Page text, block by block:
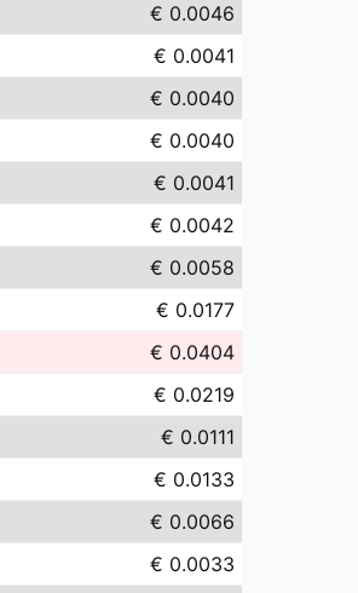
€ 0.0046
€ 0.0041
€ 0.0040
€ 0.0040
€ 0.0041
€ 0.0042
€ 0.0058
€ 0.0177
€ 0.0404
€ 0.0219
€ 0.0111
€ 0.0133
€ 0.0066
€ 0.0033